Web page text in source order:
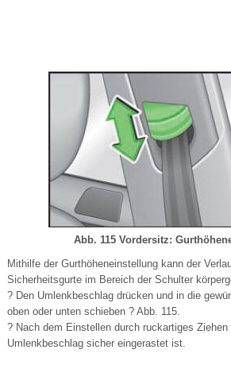
Abb. 115 Vordersitz:
Mithilfe der Gurthöheneinstellung kann der
Sicherheitsgurte im Bereich der Schulter
? Den Umlenkbeschlag drücken und in die
oben oder unten schieben ? Abb. 115.
? Nach dem Einstellen durch ruckartiges
Umlenkbeschlag sicher eingerastet ist.